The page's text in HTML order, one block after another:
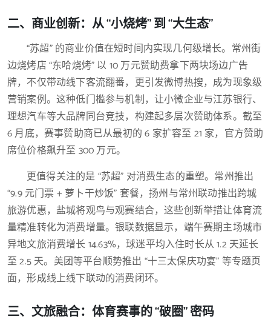
二、商业创新：从 “小烧烤” 到 “大生态”
“苏超” 的商业价值在短时间内实现几何级增长。常州街
边烧烤店 “东哈烧烤” 以 10 万元赞助费拿下两块场边广告
牌，不仅带动线下客流翻番，更引发微博热搜，成为现象级
营销案例。这种低门槛参与机制，让小微企业与江苏银行、
理想汽车等大品牌同台竞技，构建起多层次赞助体系。截至
6 月底，赛事赞助商已从最初的 6 家扩容至 21 家，官方赞助
席位价格飙升至 300 万元。
更值得关注的是 “苏超” 对消费生态的重塑。常州推出
“9.9 元门票 + 萝卜干炒饭” 套餐，扬州与常州联动推出跨城
旅游优惠，盐城将观鸟与观赛结合，这些创新举措让体育流
量精准转化为消费增量。银联数据显示，端午赛期主场城市
异地文旅消费增长 14.63%，球迷平均入住时长从 1.2 天延长
至 2.5 天。美团等平台顺势推出 “十三太保庆功宴” 等专题页
面，形成线上线下联动的消费闭环。
三、文旅融合：体育赛事的 “破圈” 密码